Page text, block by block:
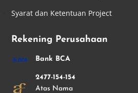
Syarat dan Ketentuan Project
Rekening Perusahaan
Bank BCA
2477-154-154
Atas Nama